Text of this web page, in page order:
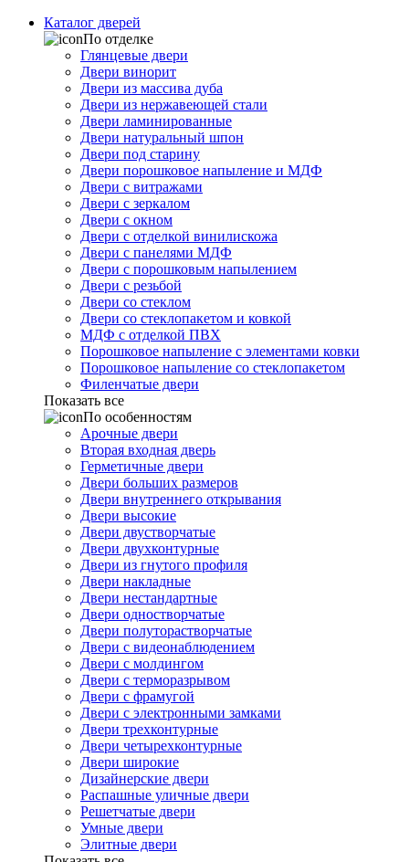
Каталог дверей
По отделке
Глянцевые двери
Двери винорит
Двери из массива дуба
Двери из нержавеющей стали
Двери ламинированные
Двери натуральный шпон
Двери под старину
Двери порошковое напыление и МДФ
Двери с витражами
Двери с зеркалом
Двери с окном
Двери с отделкой винилискожа
Двери с панелями МДФ
Двери с порошковым напылением
Двери с резьбой
Двери со стеклом
Двери со стеклопакетом и ковкой
МДФ с отделкой ПВХ
Порошковое напыление с элементами ковки
Порошковое напыление со стеклопакетом
Филенчатые двери
Показать все
По особенностям
Арочные двери
Вторая входная дверь
Герметичные двери
Двери больших размеров
Двери внутреннего открывания
Двери высокие
Двери двустворчатые
Двери двухконтурные
Двери из гнутого профиля
Двери накладные
Двери нестандартные
Двери одностворчатые
Двери полуторастворчатые
Двери с видеонаблюдением
Двери с молдингом
Двери с терморазрывом
Двери с фрамугой
Двери с электронными замками
Двери трехконтурные
Двери четырехконтурные
Двери широкие
Дизайнерские двери
Распашные уличные двери
Решетчатые двери
Умные двери
Элитные двери